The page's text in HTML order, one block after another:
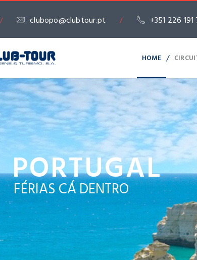
/ clubopo@clubtour.pt / +351 226
HOME /
FÉRIAS CÁ DENTRO